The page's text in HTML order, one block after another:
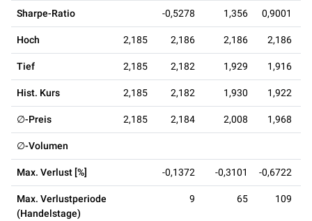
Sharpe-Ratio -0,5278 1,356 0,9001
Hoch 2,185 2,186 2,186 2,186
Tief 2,185 2,182 1,929 1,916
Hist. Kurs 2,185 2,182 1,930 1,922
∅-Preis 2,185 2,184 2,008 1,968
∅-Volumen
Max. Verlust [%] -0,1372 -0,3101 -0,6722
Max. Verlustperiode
(Handelstage)
9 65 109